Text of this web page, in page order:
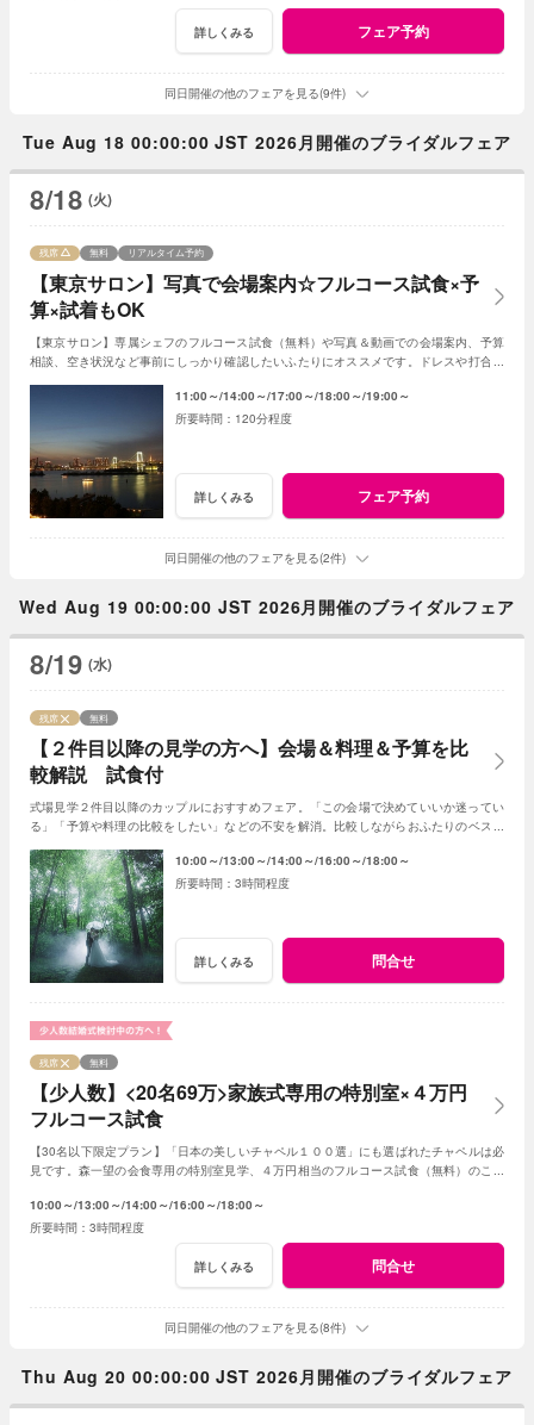
詳しくみる フェア予約
同日開催の他のフェアを見る(9件)
Tue Aug 18 00:00:00 JST 2026月開催のブライダルフェア
8/18 (火)
【東京サロン】写真で会場案内☆フルコース試食×予
算×試着もOK
残席 無料 リアルタイム予約
【東京サロン】専属シェフのフルコース試食（無料）や写真＆動画での会場案内、予算
相談、空き状況など事前にしっかり確認したいふたりにオススメです。ドレスや打合せ
11:00～ 14:00～ 17:00～ 18:00～ 19:00～
120分程度
詳しくみる フェア予約
同日開催の他のフェアを見る(2件)
Wed Aug 19 00:00:00 JST 2026月開催のブライダルフェア
8/19 (水)
【２件目以降の見学の方へ】会場＆料理＆予算を比
較解説 試食付
残席 無料
式場見学２件目以降のカップルにおすすめフェア。「この会場で決めていいか迷ってい
る」「予算や料理の比較をしたい」などの不安を解消。比較しながらおふたりのベスト
10:00～ 13:00～ 14:00～ 16:00～ 18:00～
3時間程度
詳しくみる 問合せ
【少人数】<20名69万>家族式専用の特別室×４万円
フルコース試食
残席 無料
【30名以下限定プラン】「日本の美しいチャペル１００選」にも選ばれたチャペルは必
見です。森一望の会食専用の特別室見学、４万円相当のフルコース試食（無料）のご用
10:00～ 13:00～ 14:00～ 16:00～ 18:00～
3時間程度
詳しくみる 問合せ
同日開催の他のフェアを見る(8件)
Thu Aug 20 00:00:00 JST 2026月開催のブライダルフェア